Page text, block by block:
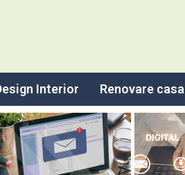
Interior Renovare casa